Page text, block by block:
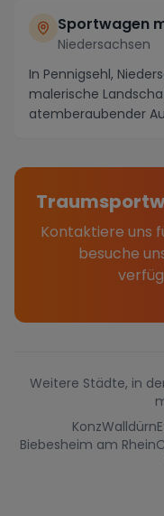
Sportwagen
Niedersachsen
In Pennigsehl,
malerische
atemberaubender
Kontaktiere uns
besuche
Weitere Städte, in
KonzWalldürn
Biebesheim am Rhein